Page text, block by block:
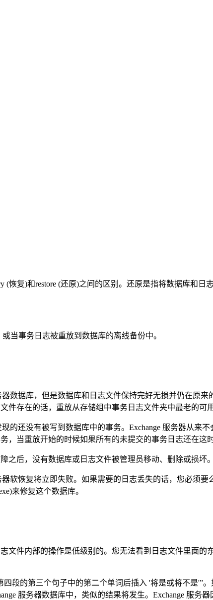
恢复)和restore (还原)之间的区别。还原是指将数据库和
事务日志被重放到数据库的离线备份中。
据库，但是数据库和日志文件保持完好无损并仍在原来
存在的话，重放从存储组中事务日志文件夹中最老的可
还没有被写到数据库中的事务。Exchange 服务器从来
当重放开始的时候如果所有的未提交的事务日志还在这
后，没有数据库或日志文件被管理员移动、删除或损坏。
恢复将立即失败。如果需要的日志丢失的话，您必须要
来修复这个数据库。
件内部的操作是低级别的。您无法看到日志文件里面的
的第三个句子中的第二个单词后插入 '将是或将不是'”
服务器数据库中，类似的结果将发生。Exchange 服务